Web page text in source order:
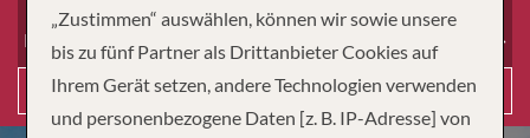
Reiseart
Suchen
„Zustimmen“ auswählen, können wir sowie unsere
bis zu fünf Partner als Drittanbieter Cookies auf
Ihrem Gerät setzen, andere Technologien verwenden
und personenbezogene Daten [z. B. IP-Adresse] von